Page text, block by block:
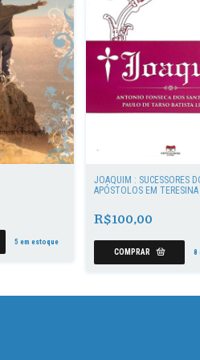
5 em estoque
JOAQUIM : SUCESSORES
APÓSTOLOS EM
R$100,00
8